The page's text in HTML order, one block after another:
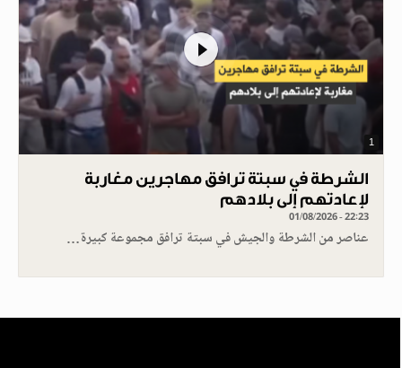
1
الشرطة في سبتة ترافق مهاجرين مغاربة
لإعادتهم إلى بلادهم
01/08/2026 - 22:23
عناصر من الشرطة والجيش في سبتة ترافق مجموعة كبيرة…